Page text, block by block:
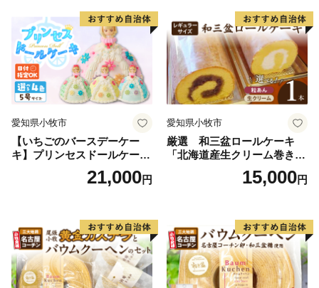
愛知県小牧市
【いちごのバースデーケー
キ】プリンセスドールケーキ
日時指定可 スイーツ デザー
ト 洋菓子 お取り寄せ 愛知県
デコレーションケーキ ホー
ルケーキ 人形 かわいい こど
も
21,000円
愛知県小牧市
厳選 和三盆ロールケーキ
「北海道産生クリーム巻き」
または「北海道産粒あん巻
き」（サイズ：レギュラー）
凍 愛知県 小牧市 アンプチベ
アやぐま
15,000円